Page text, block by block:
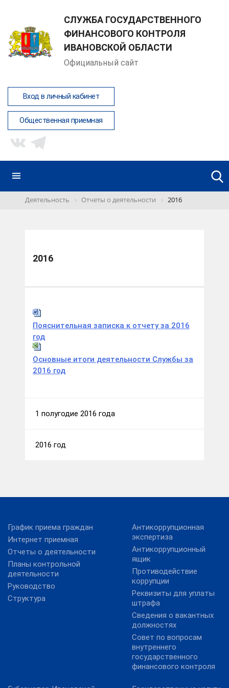
СЛУЖБА ГОСУДАРСТВЕННОГО
ФИНАНСОВОГО КОНТРОЛЯ
ИВАНОВСКОЙ ОБЛАСТИ
Официальный сайт
Вход в личный кабинет
Общественная приемная
Деятельность Отчеты о деятельности 2016
2016
Пояснительная записка к отчету за 2016
год
Основные итоги деятельности Службы за
2016 год
1 полугодие 2016 года
2016 год
График приема граждан
Интернет приемная
Отчеты о деятельности
Планы контрольной
деятельности
Руководство
Структура
Антикоррупционная
экспертиза
Антикоррупционный
ящик
Противодействие
коррупции
Реквизиты для уплаты
штрафа
Сведения о вакантных
должностях
Совет по вопросам
внутреннего
государственного
финансового контроля